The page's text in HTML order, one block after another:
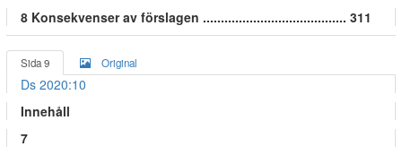
8 Konsekvenser av förslagen ........................................ 311
Sida 9 Original
Ds 2020:10
Innehåll
7